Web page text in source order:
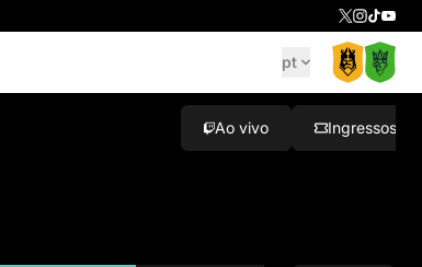
pt
Ao vivo Ingressos